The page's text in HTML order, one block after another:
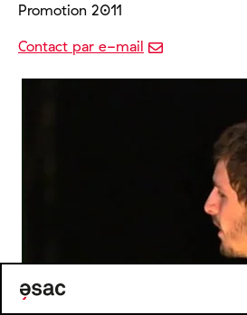
Promotion 2011
Contact par e-mail